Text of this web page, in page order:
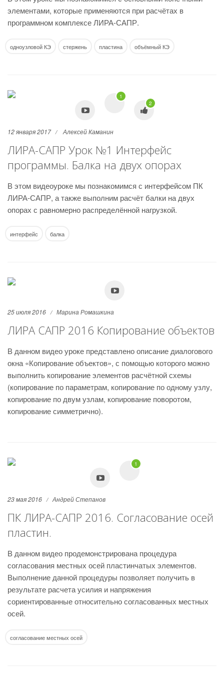
элементами, которые применяются при расчётах в
программном комплексе ЛИРА-САПР.
одноузловой КЭ стержень пластина объёмный КЭ
1
2
12 января 2017 Алексей Каманин
ЛИРА-САПР Урок №1 Интерфейс
программы. Балка на двух опорах
В этом видеоуроке мы познакомимся с интерфейсом ПК
ЛИРА-САПР, а также выполним расчёт балки на двух
опорах с равномерно распределённой нагрузкой.
интерфейс балка
25 июля 2016 Марина Ромашкина
ЛИРА САПР 2016 Копирование объектов
В данном видео уроке представлено описание диалогового
окна «Копирование объектов», с помощью которого можно
выполнить копирование элементов расчётной схемы
(копирование по параметрам, копирование по одному узлу,
копирование по двум узлам, копирование поворотом,
копирование симметрично).
1
23 мая 2016 Андрей Степанов
ПК ЛИРА-САПР 2016. Согласование осей
пластин.
В данном видео продемонстрирована процедура
согласования местных осей пластинчатых элементов.
Выполнение данной процедуры позволяет получить в
результате расчета усилия и напряжения
сориентированные относительно согласованных местных
осей.
согласование местных осей